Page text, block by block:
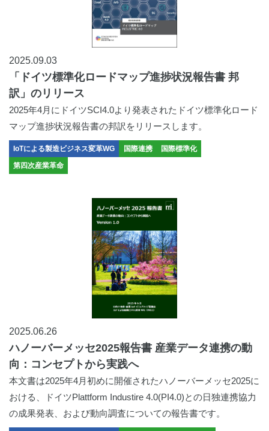
2025.09.03
「ドイツ標準化ロードマップ進捗状況報告書 邦
訳」のリリース
2025年4月にドイツSCI4.0より発表されたドイツ標準化ロード
マップ進捗状況報告書の邦訳をリリースします。
IoTによる製造ビジネス変革WG 国際連携 国際標準化
第四次産業革命
2025.06.26
ハノーバーメッセ2025報告書 産業データ連携の動
向：コンセプトから実践へ
本文書は2025年4月初めに開催されたハノーバーメッセ2025に
おける、ドイツPlattform Industire 4.0(PI4.0)との日独連携協力
の成果発表、および動向調査についての報告書です。